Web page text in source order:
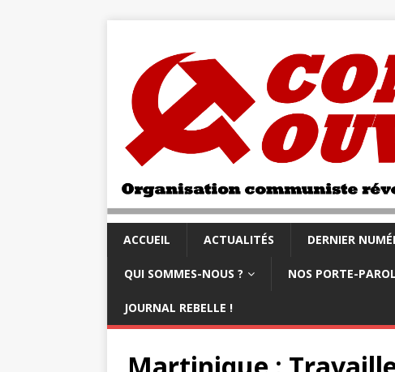
ACCUEIL ACTUALITÉS DERNIER
QUI SOMMES-NOUS ? NOS PORTE-
JOURNAL REBELLE !